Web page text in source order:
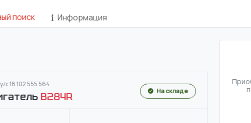
поиск Информация
18 102 555 564
B284R На складе